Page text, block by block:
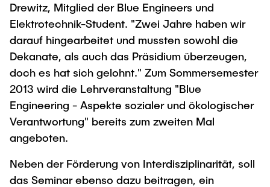
Drewitz, Mitglied der Blue Engineers und
Elektrotechnik-Student. "Zwei Jahre haben wir
darauf hingearbeitet und mussten sowohl die
Dekanate, als auch das Präsidium überzeugen,
doch es hat sich gelohnt." Zum Sommersemester
2013 wird die Lehrveranstaltung "Blue
Engineering - Aspekte sozialer und ökologischer
Verantwortung" bereits zum zweiten Mal
angeboten.
Neben der Förderung von Interdisziplinarität, soll
das Seminar ebenso dazu beitragen, ein